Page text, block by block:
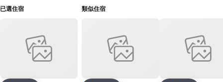
已選住宿 類似住宿